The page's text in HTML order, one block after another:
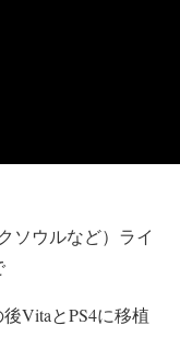
ソウルなど）ライ
VitaとPS4に移植